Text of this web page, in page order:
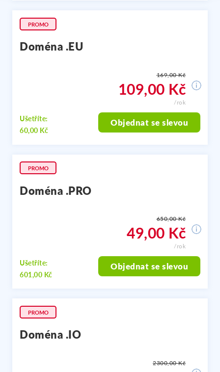
PROMO
Doména .EU
169,00 Kč
109,00 Kč
/rok
Ušetříte:
60,00 Kč
Objednat se slevou
PROMO
Doména .PRO
650,00 Kč
49,00 Kč
/rok
Ušetříte:
601,00 Kč
Objednat se slevou
PROMO
Doména .IO
2300,00 Kč